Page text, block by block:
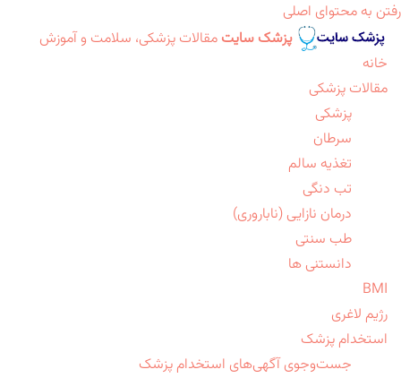
رفتن به محتوای اصلی
پزشک سایت مقالات پزشکی، سلامت و آموزش
خانه
مقالات پزشکی
پزشکی
سرطان
تغذیه سالم
تب دنگی
درمان نازایی (ناباروری)
طب سنتی
دانستنی ها
BMI
رژیم لاغری
استخدام پزشک
جست‌وجوی آگهی‌های استخدام پزشک